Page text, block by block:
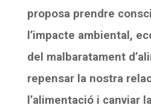
proposa prendre
l’impacte ambiental,
del malbaratament
repensar la nostra
l’alimentació i canviar
Fes un donatiu
Treballa amb nosaltres
Fes un donatiu
Treballa amb nosaltres